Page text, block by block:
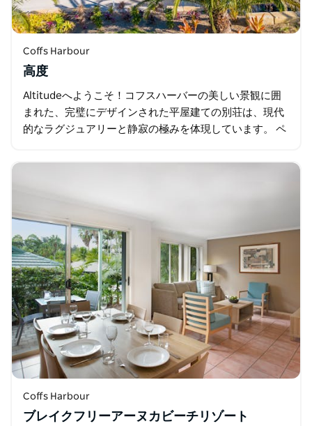
Coffs Harbour
高度
Altitudeへようこそ！コフスハーバーの美しい景観に囲
まれた、完璧にデザインされた平屋建ての別荘は、現代
的なラグジュアリーと静寂の極みを体現しています。 ペ
Coffs Harbour
ブレイクフリーアーヌカビーチリゾート